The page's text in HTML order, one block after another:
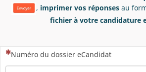
, imprimer vos réponsesau
fichier à votre candidature
(Cette question est obligatoire)
Numéro du dossier eCandidat